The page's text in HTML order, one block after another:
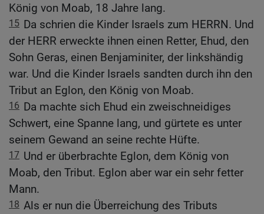
König von Moab, 18 Jahre lang.
15 Da schrien die Kinder Israels zum HERRN. Und
der HERR erweckte ihnen einen Retter, Ehud, den
Sohn Geras, einen Benjaminiter, der linkshändig
war. Und die Kinder Israels sandten durch ihn den
Tribut an Eglon, den König von Moab.
16 Da machte sich Ehud ein zweischneidiges
Schwert, eine Spanne lang, und gürtete es unter
seinem Gewand an seine rechte Hüfte.
17 Und er überbrachte Eglon, dem König von
Moab, den Tribut. Eglon aber war ein sehr fetter
Mann.
18 Als er nun die Überreichung des Tributs